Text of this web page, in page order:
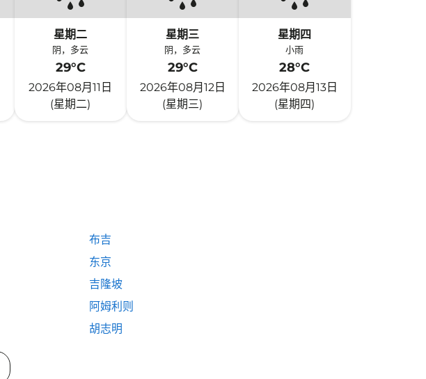
星期二
阴，多云
29°C
2026年08月11日
(星期二)
星期三
阴，多云
29°C
2026年08月12日
(星期三)
星期四
小雨
28°C
2026年08月13日
(星期四)
布吉
东京
吉隆坡
阿姆利则
胡志明